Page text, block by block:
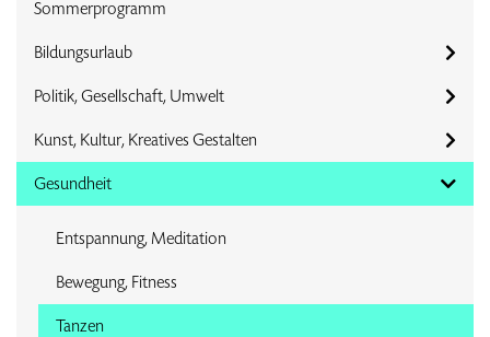
Sommerprogramm
Bildungsurlaub
Politik, Gesellschaft, Umwelt
Kunst, Kultur, Kreatives Gestalten
Gesundheit
Entspannung, Meditation
Bewegung, Fitness
Tanzen